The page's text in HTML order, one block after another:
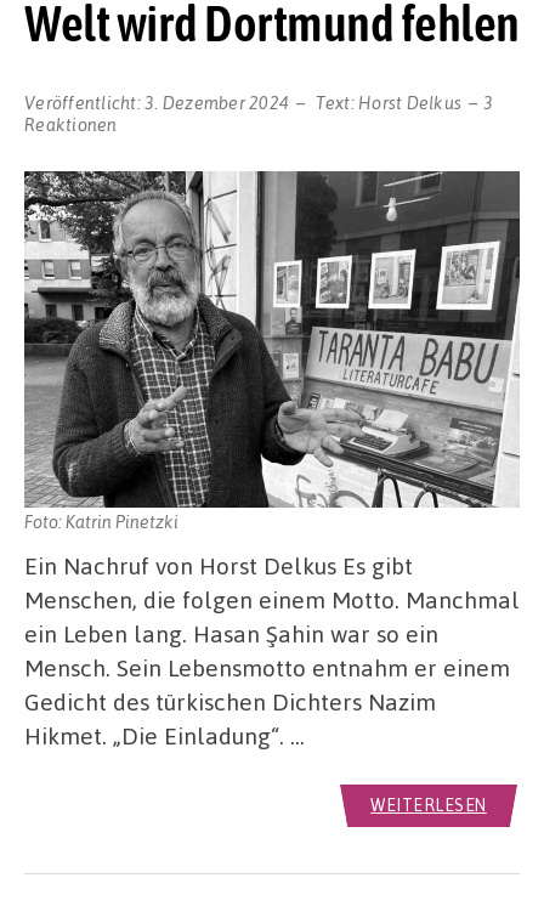
Welt wird Dortmund fehlen
Veröffentlicht:3. Dezember 2024 Text: Horst Delkus
3
Reaktionen
Foto: Katrin Pinetzki
Ein Nachruf von Horst Delkus Es gibt
Menschen, die folgen einem Motto. Manchmal
ein Leben lang. Hasan Şahin war so ein
Mensch. Sein Lebensmotto entnahm er einem
Gedicht des türkischen Dichters Nazim
Hikmet. „Die Einladung“. …
WEITERLESEN